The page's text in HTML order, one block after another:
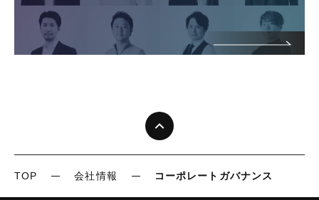
TOP 会社情報 コーポレートガバナンス